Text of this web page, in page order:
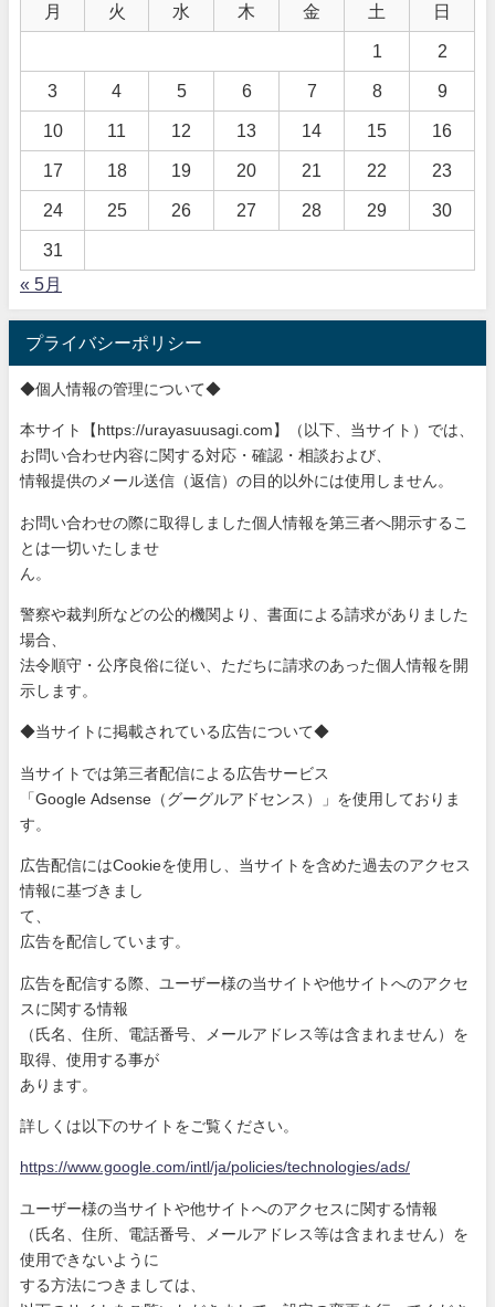
月 火 水 木 金 土 日
1 2
3 4 5 6 7 8 9
10 11 12 13 14 15 16
17 18 19 20 21 22 23
24 25 26 27 28 29 30
31
« 5月
プライバシーポリシー
◆個人情報の管理について◆
本サイト【https://urayasuusagi.com】（以下、当サイト）では、
お問い合わせ内容に関する対応・確認・相談および、
情報提供のメール送信（返信）の目的以外には使用しません。
お問い合わせの際に取得しました個人情報を第三者へ開示するこ
と は一切いたしませ
ん。
警察や裁判所などの公的機関より、書面による請求がありました
場合、
法令順守・公序良俗に従い、ただちに請求のあった個人情報を開
示 します。
◆当サイトに掲載されている広告について◆
当サイトでは第三者配信による広告サービス
「Google Adsense（グーグルアドセンス）」を使用しておりま
す。
広告配信にはCookieを使用し、当サイトを含めた過去のアク セス
情報に基づきまし
て、
広告を配信しています。
広告を配信する際、ユーザー様の当サイトや他サイトへのアクセ
ス に関する情報
（氏名、住所、電話番号、メールアドレス等は含まれません）を
取得、使用する事が
あります。
詳しくは以下のサイトをご覧ください。
https://www.google.com/intl/ja/policies/technologies/ads/
ユーザー様の当サイトや他サイトへのアクセスに関する情報
（氏名、住所、電話番号、メールアドレス等は含まれません）を
使 用できないように
する方法につきましては、